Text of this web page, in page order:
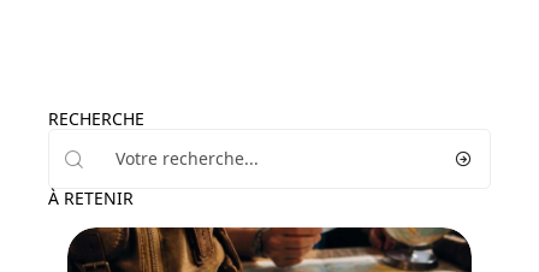
RECHERCHE
À RETENIR